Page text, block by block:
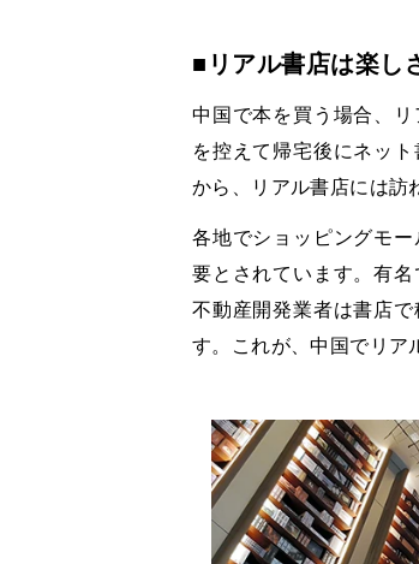
■リアル書店は楽し
中国で本を買う場合、
を控えて帰宅後にネッ
から、リアル書店には訪
各地でショッピングモ
要とされています。有
不動産開発業者は書店
す。これが、中国でリア